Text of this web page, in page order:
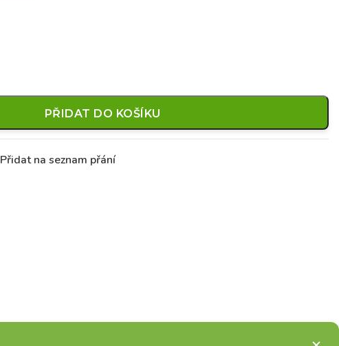
PŘIDAT DO KOŠÍKU
Přidat na seznam přání